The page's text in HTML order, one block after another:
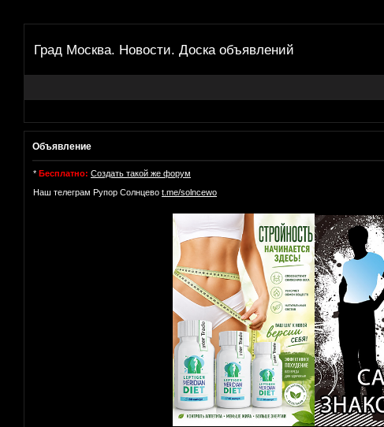
Град Москва. Новости. Доска объявлений
Объявление
* Бесплатно: Создать такой же форум
Наш телеграм Рупор Солнцево t.me/solncewo